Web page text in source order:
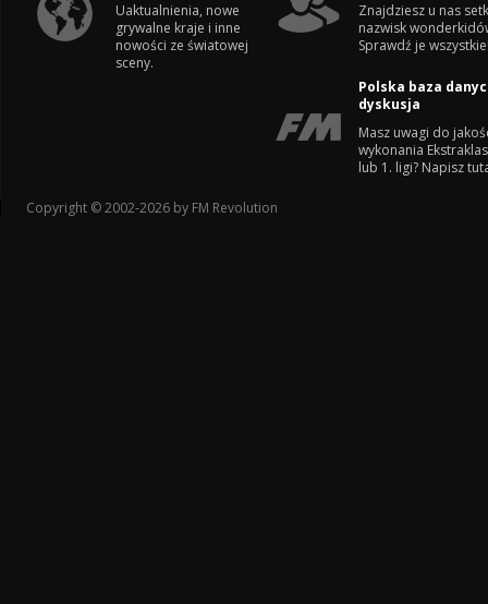
Uaktualnienia, nowe
grywalne kraje i inne
nowości ze światowej
sceny.
Znajdziesz u nas
nazwisk
Sprawdź je
Polska baza
dyskusja
Masz uwagi do
wykonania
lub 1. ligi? Napisz
Copyright © 2002-2026 by FM Revolution